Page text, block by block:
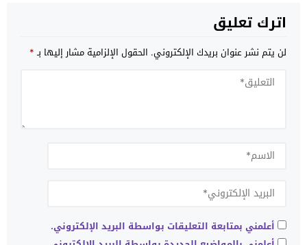
اترك تعليق
لن يتم نشر عنوان بريدك الإلكتروني. الحقول الإلزامية مشار إليها بـ*
أعلمني بمتابعة التعليقات بواسطة البريد الإلكتروني.